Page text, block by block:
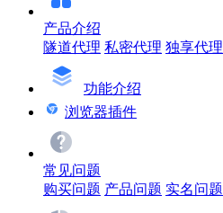
产品介绍
隧道代理 私密代理 独享代理
功能介绍
浏览器插件
常见问题
购买问题 产品问题 实名问题